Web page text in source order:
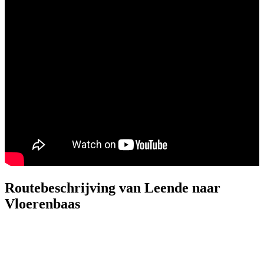
Routebeschrijving van Leende naar
Vloerenbaas